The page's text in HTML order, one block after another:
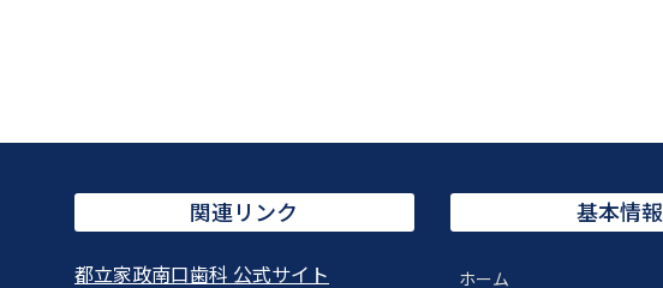
関連リンク
都立家政南口歯科 公式サイト
基本情報
ホーム